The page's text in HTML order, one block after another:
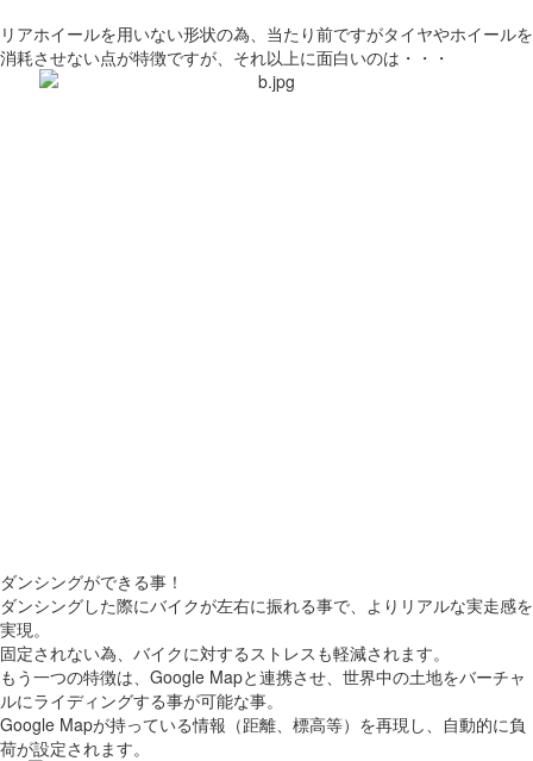
リアホイールを用いない形状の為、当たり前ですがタイヤやホイールを
消耗させない点が特徴ですが、それ以上に面白いのは・・・
ダンシングができる事！
ダンシングした際にバイクが左右に振れる事で、よりリアルな実走感を
実現。
固定されない為、バイクに対するストレスも軽減されます。
もう一つの特徴は、Google Mapと連携させ、世界中の土地をバーチャ
ルにライディングする事が可能な事。
Google Mapが持っている情報（距離、標高等）を再現し、自動的に負
荷が設定されます。